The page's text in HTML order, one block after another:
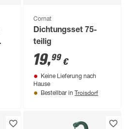
Cornat
Dichtungsset 75-
teilig
19,99 €
Keine Lieferung nach
Hause
Bestellbar in Troisdorf